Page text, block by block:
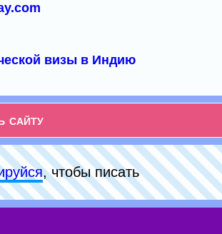
визы в Индию
сайту
, чтобы писать